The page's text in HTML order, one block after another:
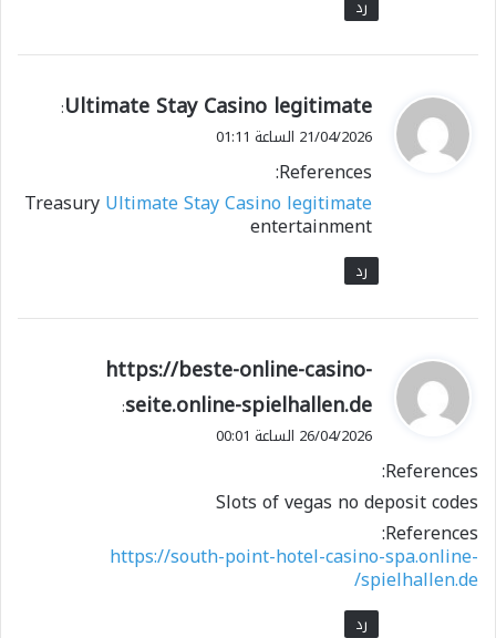
رد
ي
ق
ل
Ultimate Stay Casino legitimate
:
21/04/2026 الساعة 01:11
References:
TreasuryUltimate Stay Casino legitimate
entertainment
رد
ي
و
ل
https://beste-online-casino-
seite.online-spielhallen.de
:
26/04/2026 الساعة 00:01
References:
Slots of vegas no deposit codes
References:
https://south-point-hotel-casino-spa.online-
spielhallen.de/
رد